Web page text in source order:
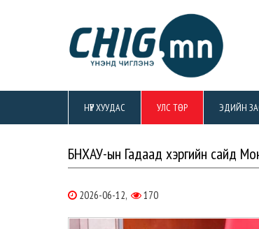
НҮҮР ХУУДАС УЛС ТӨР ЭДИЙН
БНХАУ-ын Гадаад хэргийн сайд
2026-06-12, 170